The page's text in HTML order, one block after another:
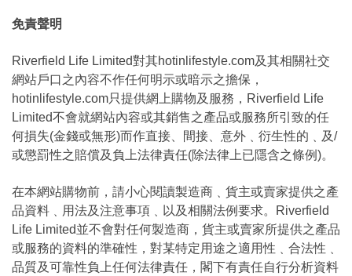
免責聲明
Riverfield Life Limited對其hotinlifestyle.com及其相關社交
網站戶口之內容不作任何明示或暗示之擔保，
hotinlifestyle.com只提供網上購物及服務，Riverfield Life
Limited不會就網站內容或其銷售之產品或服務所引致的任
何損失(金錢或無形)而作直接、間接、意外﹑衍生性的﹑及/
或懲罰性之賠償及負上法律責任(除法律上已隱含之條例)。
在本網站購物前，請小心閱讀製造商﹑貨主或賣家提供之產
品資料﹑用法及注意事項﹑以及相關法例要求。Riverfield
Life Limited並不會對任何製造商，貨主或賣家所提供之產品
或服務的資料的準確性，對某特定用途之適用性﹑合法性﹑
品質及可靠性負上任何法律責任，閣下有責任自行分析資料